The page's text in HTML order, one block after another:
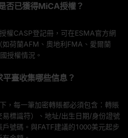
否已獲得MiCA授權？
權CASP登記冊，可在ESMA官方網
荷蘭AFM、奧地利FMA、愛爾蘭
授權情況。
臺收集哪些信息？
，每一筆加密轉賬都必須包含：轉賬
標識符）、地址/出生日期/身份證號
號碼。與FATF建議的1000美元起步